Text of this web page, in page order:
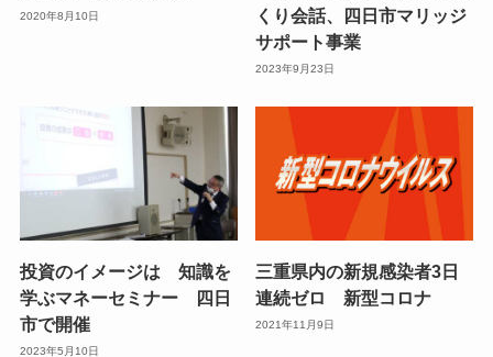
2020年8月10日
くり会話、四日市マリッジ
サポート事業
2023年9月23日
投資のイメージは 知識を
学ぶマネーセミナー 四日
市で開催
2023年5月10日
三重県内の新規感染者3日
連続ゼロ 新型コロナ
2021年11月9日